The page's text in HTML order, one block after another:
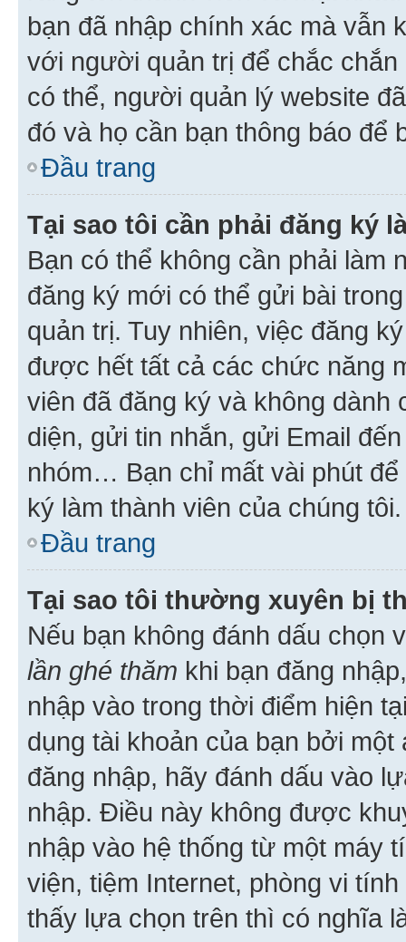
bạn đã nhập chính xác mà vẫn
với người quản trị để chắc
có thể, người quản lý website
đó và họ cần bạn thông báo để
Đầu trang
Tại sao tôi cần phải đăng ký
Bạn có thể không cần phải làm
đăng ký mới có thể gửi bài
quản trị. Tuy nhiên, việc đăng
được hết tất cả các chức năng
viên đã đăng ký và không
diện, gửi tin nhắn, gửi Email
nhóm… Bạn chỉ mất vài phút
ký làm thành viên của chúng tôi.
Đầu trang
Tại sao tôi thường xuyên bị
Nếu bạn không đánh dấu chọn
lần ghé thăm khi bạn đăng
nhập vào trong thời điểm hiện
dụng tài khoản của bạn bởi
đăng nhập, hãy đánh dấu vào
nhập. Điều này không được
nhập vào hệ thống từ một máy
viện, tiệm Internet, phòng vi
thấy lựa chọn trên thì có nghĩa